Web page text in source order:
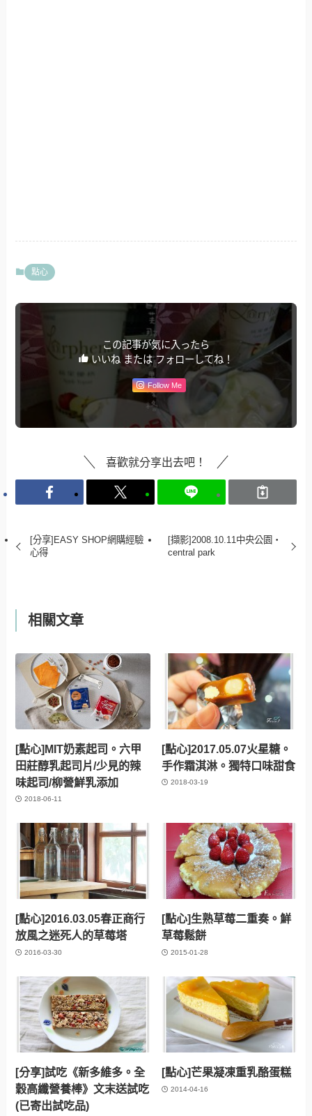
點心
この記事が気に入ったら
いいね または フォローしてね！
Follow Me
喜歡就分享出去吧！
[分享]EASY SHOP網購經驗
心得
[擷影]2008.10.11中央公園‧
central park
相關文章
[點心]MIT奶素起司。六甲
田莊醇乳起司片/少見的辣
味起司/柳營鮮乳添加
2018-06-11
[點心]2017.05.07火星糖。
手作霜淇淋。獨特口味甜食
2018-03-19
[點心]2016.03.05春正商行
放風之迷死人的草莓塔
2016-03-30
[點心]生熟草莓二重奏。鮮
草莓鬆餅
2015-01-28
[分享]試吃《新多維多。全
穀高纖營養棒》文末送試吃
(已寄出試吃品)
[點心]芒果凝凍重乳酪蛋糕
2014-04-16